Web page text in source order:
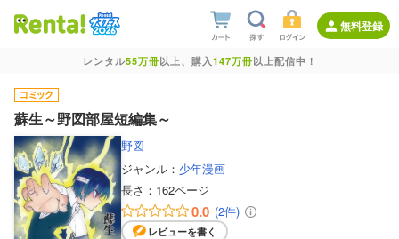
無料登録
レンタル55万冊以上、購入147万冊以上配信中！
蘇生～野図部屋短編集～
野図
ジャンル： 少年漫画
長さ： 162ページ
0.0 (2件)
レビューを書く